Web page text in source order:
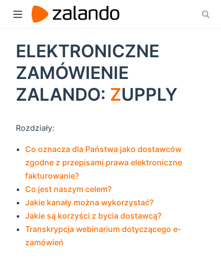
ELEKTRONICZNE
ZAMÓWIENIE
ZALANDO: ZUPPLY
Rozdziały:
Co oznacza dla Państwa jako dostawców
zgodne z przepisami prawa elektroniczne
fakturowanie?
Co jest naszym celem?
Jakie kanały można wykorzystać?
Jakie są korzyści z bycia dostawcą?
Transkrypcja webinarium dotyczącego e-
zamówień